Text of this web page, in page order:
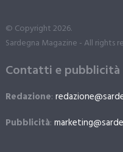
© Copyright 2026.
Sardegna Magazine - All rights
Contatti e pubblicità
Redazione:
Pubblicità: